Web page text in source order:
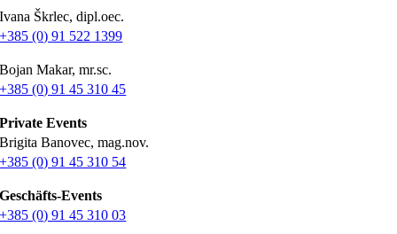
Ivana Škrlec, dipl.oec.
+385 (0) 91 522 1399
Bojan Makar, mr.sc.
+385 (0) 91 45 310 45
Private Events
Brigita Banovec, mag.nov.
+385 (0) 91 45 310 54
Geschäfts-Events
+385 (0) 91 45 310 03